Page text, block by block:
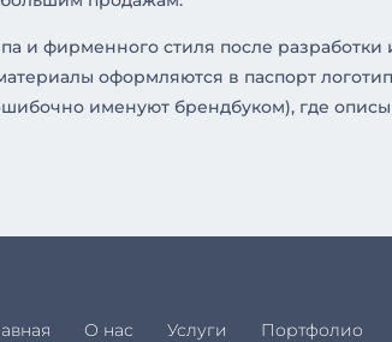
и фирменного стиля после
оформляются в паспорт
именуют брендбуком), где
О нас Услуги Портфолио